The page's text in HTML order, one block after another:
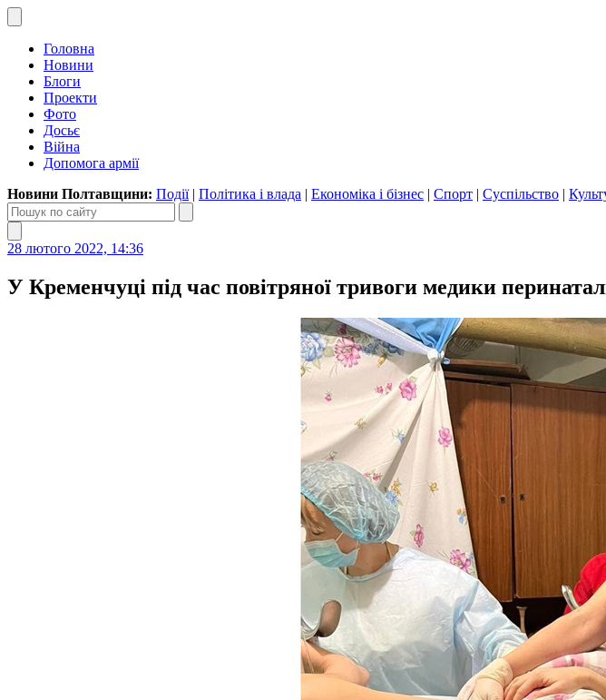
Головна
Новини
Блоги
Проекти
Фото
Досьє
Війна
Допомога армії
Новини Полтавщини: Події| Політика і влада | Економіка і бізнес | Спорт | Суспільство |
28 лютого 2022, 14:36
У Кременчуці під час повітряної тривоги медики